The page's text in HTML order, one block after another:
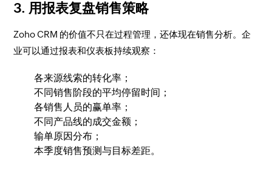
3. 用报表复盘销售策略
Zoho CRM 的价值不只在过程管理，还体现在销售分析。企
业可以通过报表和仪表板持续观察：
各来源线索的转化率；
不同销售阶段的平均停留时间；
各销售人员的赢单率；
不同产品线的成交金额；
输单原因分布；
本季度销售预测与目标差距。